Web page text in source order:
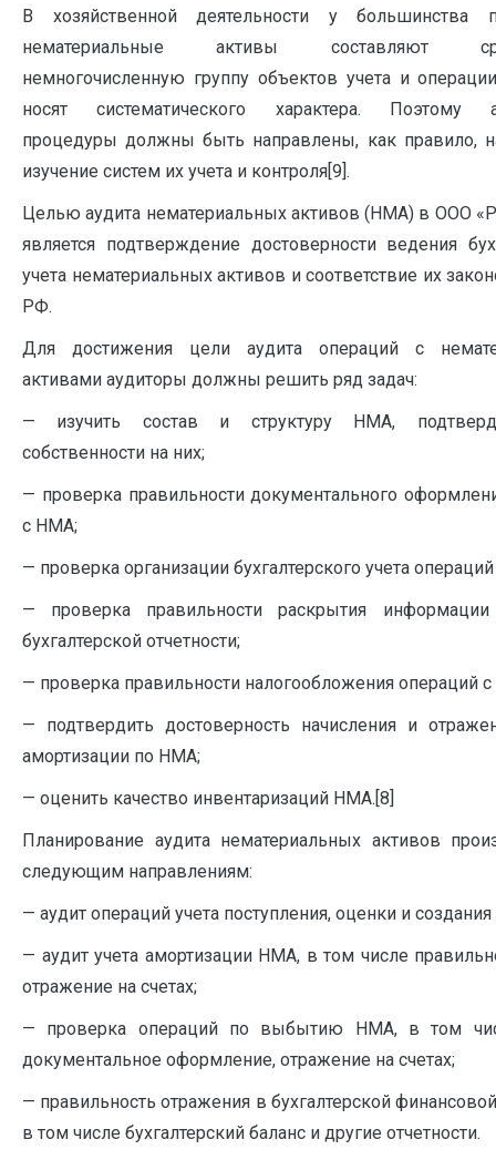
В хозяйственной деятельности у большинства
нематериальные активы составляют
немногочисленную группу объектов учета и
носят систематического характера. Поэтому
процедуры должны быть направлены, как правило,
изучение систем их учета и контроля[9].
Целью аудита нематериальных активов (НМА) в ООО
является подтверждение достоверности ведения
учета нематериальных активов и соответствие их
РФ.
Для достижения цели аудита операций с
активами аудиторы должны решить ряд задач:
— изучить состав и структуру НМА,
собственности на них;
— проверка правильности документального
с НМА;
— проверка организации бухгалтерского учета
— проверка правильности раскрытия
бухгалтерской отчетности;
— проверка правильности налогообложения операций
— подтвердить достоверность начисления и
амортизации по НМА;
— оценить качество инвентаризаций НМА.[8]
Планирование аудита нематериальных активов
следующим направлениям:
— аудит операций учета поступления, оценки и
— аудит учета амортизации НМА, в том числе
отражение на счетах;
— проверка операций по выбытию НМА, в том
документальное оформление, отражение на счетах;
— правильность отражения в бухгалтерской финансовой
в том числе бухгалтерский баланс и другие отчетности.